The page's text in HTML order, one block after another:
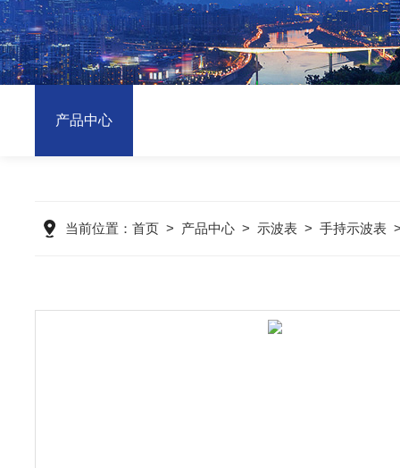
产品中心
当前位置： 首页 > 产品中心 > 示波表 > 手持示波表